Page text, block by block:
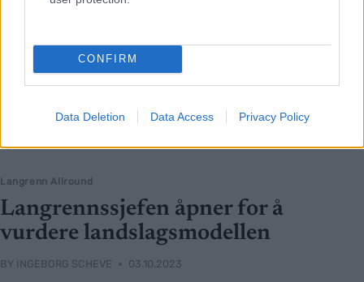
CONFIRM
Data Deletion Data Access Privacy Policy
Langrenn Allround
Langrennssjefen åpner for å
vurdere landslagsmodellen
BY INGEBORG SCHEVE 03.10.2023